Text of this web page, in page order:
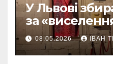
У Львові
за
із центру
08.05.2026 ІВАН